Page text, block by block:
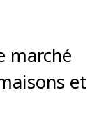
marché
et